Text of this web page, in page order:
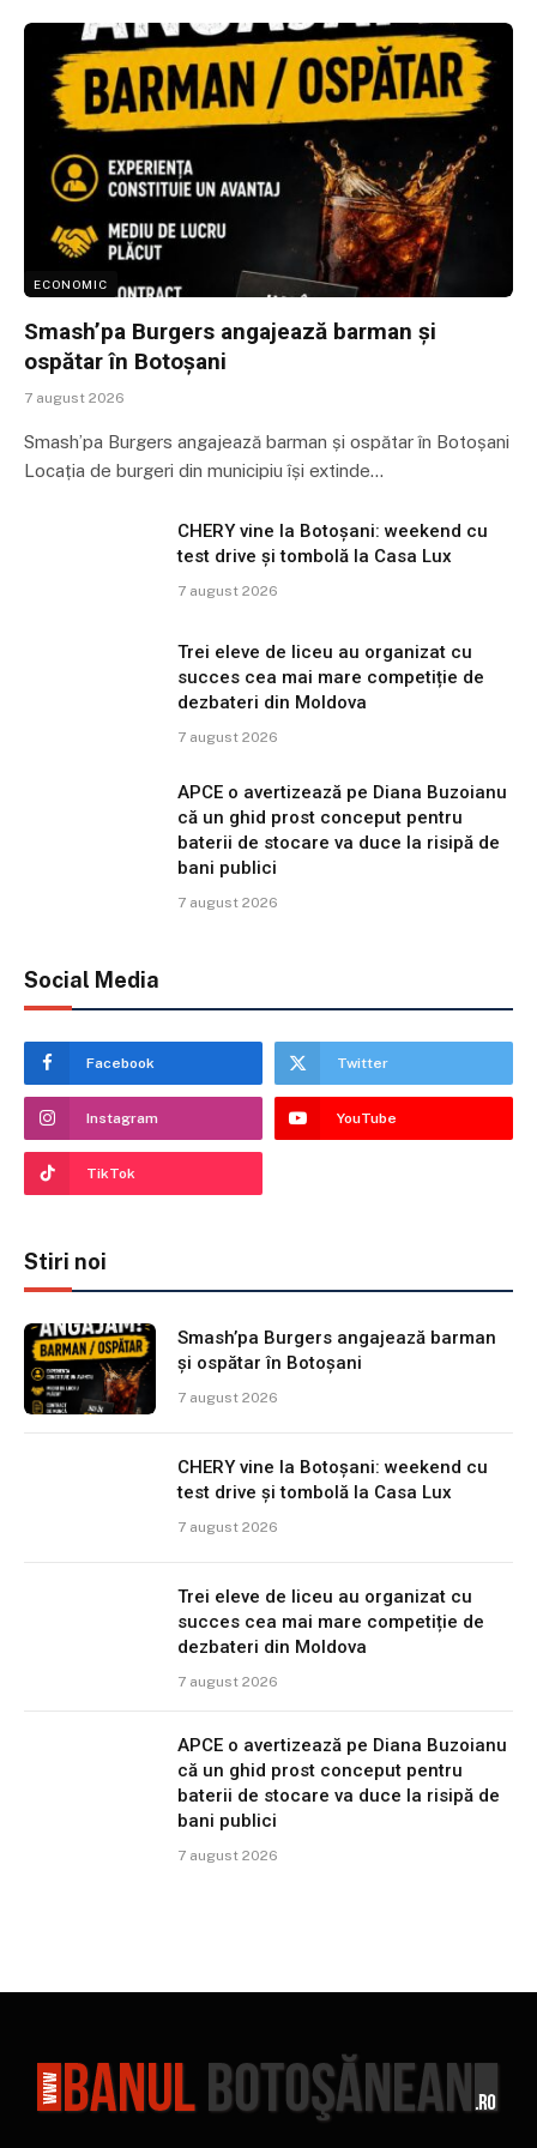
ECONOMIC
Smash’pa Burgers angajează barman și
ospătar în Botoșani
7 august 2026
Smash’pa Burgers angajează barman și ospătar în Botoșani
Locația de burgeri din municipiu își extinde…
CHERY vine la Botoșani: weekend cu
test drive și tombolă la Casa Lux
7 august 2026
Trei eleve de liceu au organizat cu
succes cea mai mare competiție de
dezbateri din Moldova
7 august 2026
APCE o avertizează pe Diana Buzoianu
că un ghid prost conceput pentru
baterii de stocare va duce la risipă de
bani publici
7 august 2026
Social Media
Facebook Twitter
Instagram YouTube
TikTok
Stiri noi
Smash’pa Burgers angajează barman
și ospătar în Botoșani
7 august 2026
CHERY vine la Botoșani: weekend cu
test drive și tombolă la Casa Lux
7 august 2026
Trei eleve de liceu au organizat cu
succes cea mai mare competiție de
dezbateri din Moldova
7 august 2026
APCE o avertizează pe Diana Buzoianu
că un ghid prost conceput pentru
baterii de stocare va duce la risipă de
bani publici
7 august 2026